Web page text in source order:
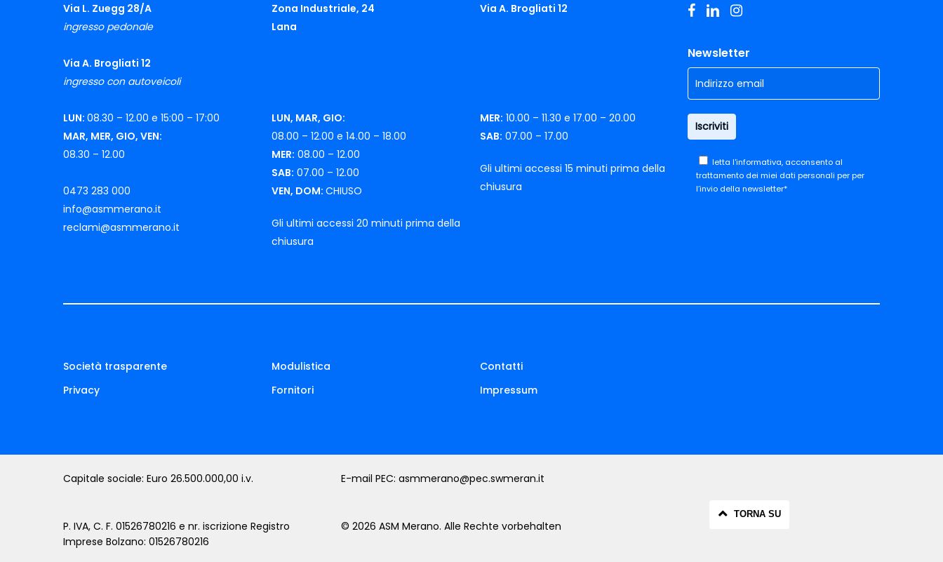
Via L. Zuegg 28/A
ingresso pedonale
Via A. Brogliati 12
ingresso con autoveicoli
LUN: 08.30 – 12.00 e 15:00 – 17:00
MAR, MER, GIO, VEN:
08.30 – 12.00
0473 283 000
info@asmmerano.it
reclami@asmmerano.it
Zona Industriale, 24
Lana
LUN, MAR, GIO:
08.00 – 12.00 e 14.00 – 18.00
MER: 08.00 – 12.00
SAB: 07.00 – 12.00
VEN, DOM: CHIUSO
Gli ultimi accessi 20 minuti prima della
chiusura
Via A. Brogliati 12
MER: 10.00 – 11.30 e 17.00 – 20.00
SAB: 07.00 – 17.00
Gli ultimi accessi 15 minuti prima della
chiusura
facebook
linkedininstagram
Newsletter
letta l'informativa,acconsento al
trattamento dei miei dati personali per per
l’invio della newsletter*
Società trasparente
Privacy
Modulistica
Fornitori
Contatti
Impressum
Capitale sociale: Euro 26.500.000,00 i.v.
P. IVA, C. F. 01526780216 e nr. iscrizione Registro
Imprese Bolzano: 01526780216
E-mail PEC: asmmerano@pec.swmeran.it
© 2026 ASM Merano. Alle Rechte vorbehalten
TORNA SU